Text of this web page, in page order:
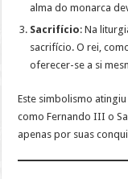
alma do monarca
Sacrifício: Na
sacrifício. O rei,
oferecer-se a si
Este simbolismo
como Fernando III o
apenas por suas